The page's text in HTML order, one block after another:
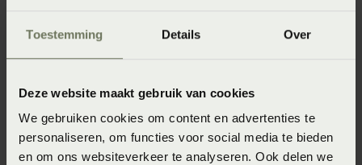
Toestemming Details Over
Deze website maakt gebruik van cookies
We gebruiken cookies om content en advertenties te
personaliseren, om functies voor social media te bieden
en om ons websiteverkeer te analyseren. Ook delen we
Tip 4 – Verander van dekbed
onder te veel dekens slaapt. Dit wordt meestal niet
bestempeld als nachtzweten. Je kan vrij gemakkelijk van